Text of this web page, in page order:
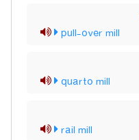
pull-over mill
quarto mill
rail mill